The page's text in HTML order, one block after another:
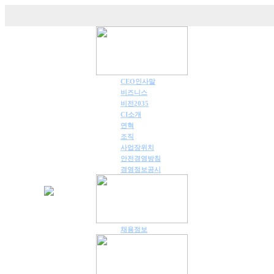
CEO인사말
비즈니스
비전2035
CI소개
연혁
조직
사업장위치
안전경영방침
경영정보공시
채용정보